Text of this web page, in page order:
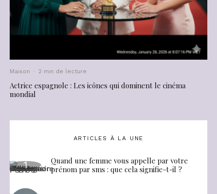
Maison · 2 min de lecture
Actrice espagnole : Les icônes qui dominent le cinéma
mondial
ARTICLES À LA UNE
Quand une femme vous appelle par votre
prénom par sms : que cela signifie-t-il ?